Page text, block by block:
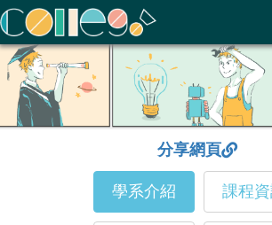
ColleGo! 大學選才與高中育才輔助系統
分享網頁
學系介紹 課程